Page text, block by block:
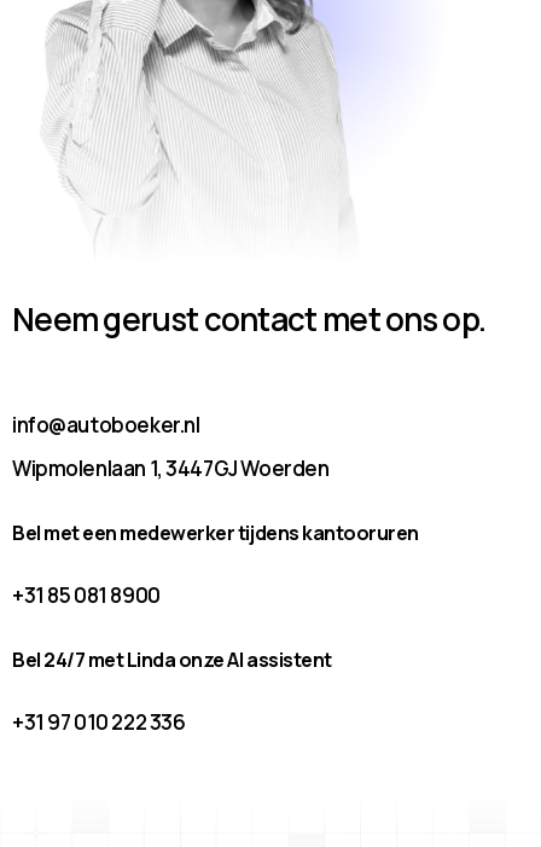
Neem gerust contact met ons op.
info@autoboeker.nl
Wipmolenlaan 1, 3447GJ Woerden
Bel met een medewerker tijdens kantooruren
+31 85 081 8900
Bel 24/7 met Linda onze AI assistent
+31 97 010 222 336